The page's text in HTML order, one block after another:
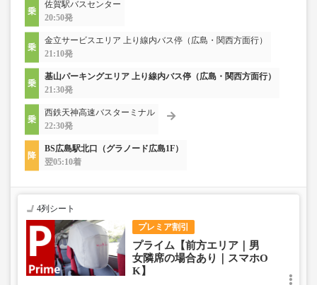
佐賀駅バスセンター
20:50発
金立サービスエリア 上り線内バス停（広島・関西方面行）
21:10発
基山パーキングエリア 上り線内バス停（広島・関西方面行）
21:30発
西鉄天神高速バスターミナル
22:30発
BS広島駅北口（グラノード広島1F）
翌05:10着
プレミア割引
4列シート
プライム【前方エリア｜男
女隣席の場合あり｜スマホO
K】